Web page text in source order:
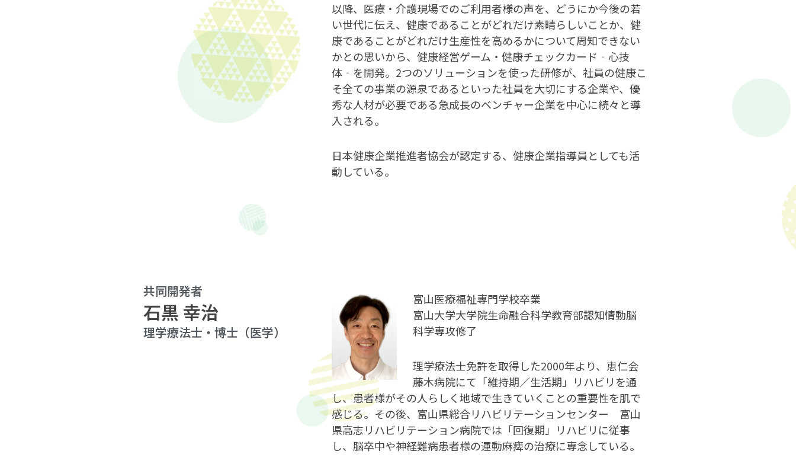
以降、医療・介護現場でのご利用者様の声を、どうにか今後の若
い世代に伝え、健康であることがどれだけ素晴らしいことか、健
康であることがどれだけ生産性を高めるかについて周知できない
かとの思いから、健康経営ゲーム・健康チェックカード‐心技
体‐を開発。2つのソリューションを使った研修が、社員の健康こ
そ全ての事業の源泉であるといった社員を大切にする企業や、優
秀な人材が必要である急成長のベンチャー企業を中心に続々と導
入される。
日本健康企業推進者協会が認定する、健康企業指導員としても活
動している。
共同開発者
石黒 幸治
理学療法士・博士（医学）
富山医療福祉専門学校卒業
富山大学大学院生命融合科学教育部認知情動脳
科学専攻修了
理学療法士免許を取得した2000年より、恵仁会
藤木病院にて「維持期／生活期」リハビリを通
し、患者様がその人らしく地域で生きていくことの重要性を肌で
感じる。その後、富山県総合リハビリテーションセンター 富山
県高志リハビリテーション病院では「回復期」リハビリに従事
し、脳卒中や神経難病患者様の運動麻痺の治療に専念している。